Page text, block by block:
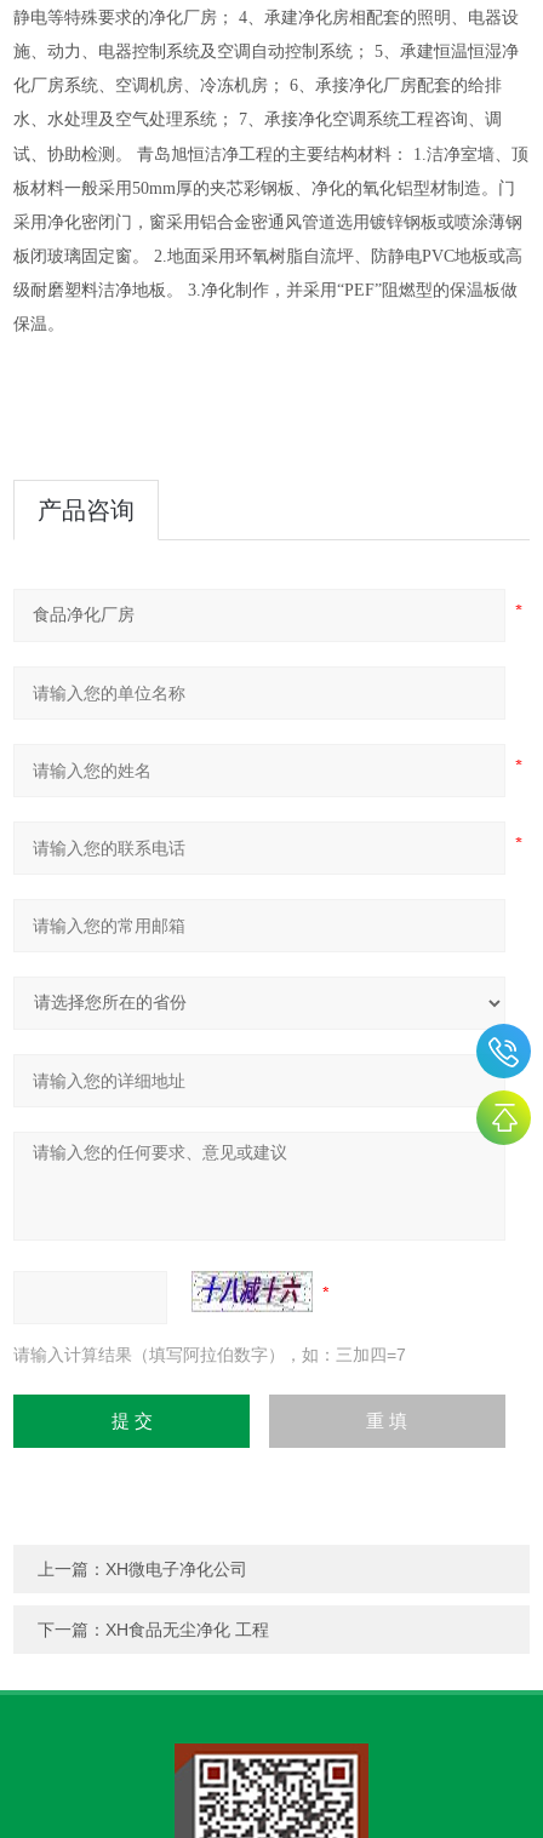
静电等特殊要求的净化厂房；
4、承建净化房相配套的照明、电器设
施、动力、电器控制系统及空调自动控制系统；
5、承建恒温恒湿净
化厂房系统、空调机房、冷冻机房；
6、承接净化厂房配套的给排
水、水处理及空气处理系统；
7、承接净化空调系统工程咨询、调
试、协助检测。
青岛旭恒洁净工程的主要结构材料： 1.洁净室墙、顶
板材料一般采用50mm厚的夹芯彩钢板、净化的氧化铝型材制造。门
采用净化密闭门，窗采用铝合金密通风管道选用镀锌钢板或喷涂薄钢
板闭玻璃固定窗。
2.地面采用环氧树脂自流坪、防静电PVC地板或高
级耐磨塑料洁净地板。
3.净化制作，并采用“PEF”阻燃型的保温板做
保温。
产品咨询
请输入计算结果（填写阿拉伯数字），如：三加四=7
上一篇：XH微电子净化公司
下一篇：XH食品无尘净化 工程